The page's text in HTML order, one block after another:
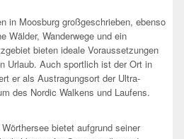
in Moosburg großgeschrieben, ebenso
Wälder, Wanderwege und ein
bieten ideale Voraussetzungen
Urlaub. Auch sportlich ist der Ort in
er als Austragungsort der Ultra-
des Nordic Walkens und Laufens.
bietet aufgrund seiner